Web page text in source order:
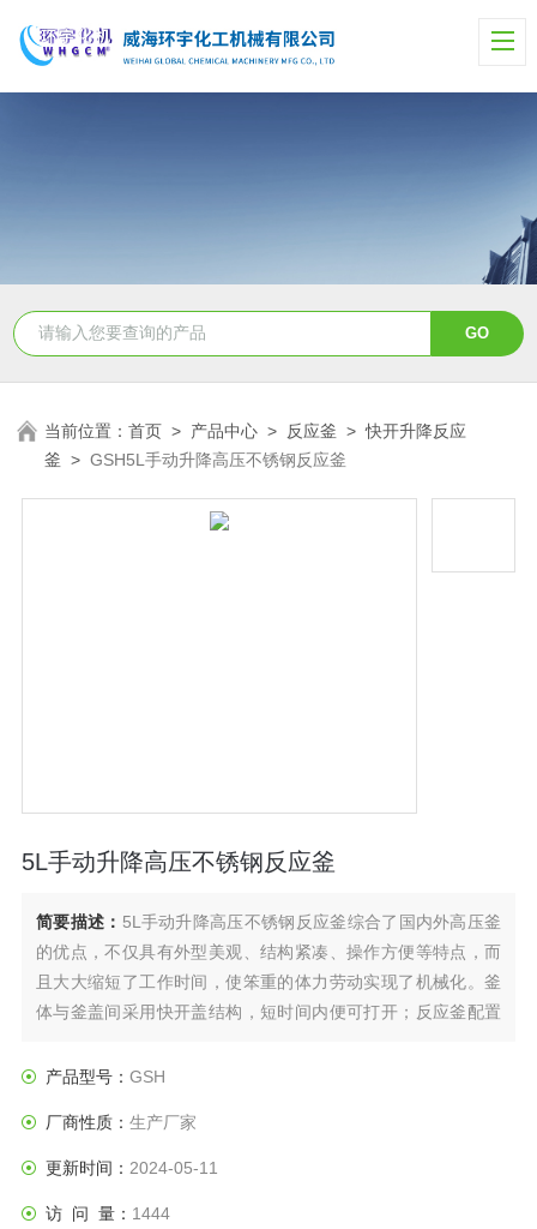
当前位置：首页 > 产品中心 > 反应釜 >快开升降反应
釜 >GSH5L手动升降高压不锈钢反应釜
5L手动升降高压不锈钢反应釜
简要描述： 5L手动升降高压不锈钢反应釜综合了国内外高压釜
的优点，不仅具有外型美观、结构紧凑、操作方便等特点，而
且大大缩短了工作时间，使笨重的体力劳动实现了机械化。釜
体与釜盖间采用快开盖结构，短时间内便可打开；反应釜配置
翻转功能。该反应釜操作简单省力，方便反应釜的出料、清洗
产品型号： GSH
厂商性质： 生产厂家
更新时间： 2024-05-11
访 问 量： 1444